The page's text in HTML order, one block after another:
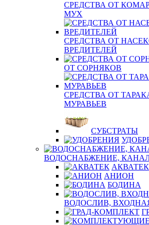
СРЕДСТВА ОТ
МУХ
СРЕДСТВА ОТ
ВРЕДИТЕЛЕЙ
ОТ СОРНЯКОВ
СРЕДСТВА ОТ
МУРАВЬЕВ
СУБСТРАТЫ
ВОДОСНАБЖЕНИЕ,
АКВАТЕК
АНИОН
БОДИНА
ВОДОСЛИВ,